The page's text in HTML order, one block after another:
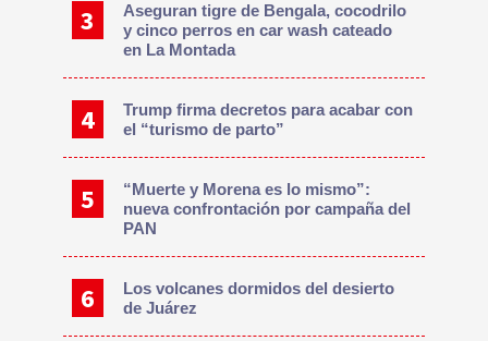
Aseguran tigre de Bengala, cocodrilo
y cinco perros en car wash cateado
en La Montada
Trump firma decretos para acabar con
el “turismo de parto”
“Muerte y Morena es lo mismo”:
nueva confrontación por campaña del
PAN
Los volcanes dormidos del desierto
de Juárez